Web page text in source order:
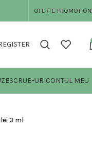
OFERTE
SCRUB-URICONTUL MEU
3 ml